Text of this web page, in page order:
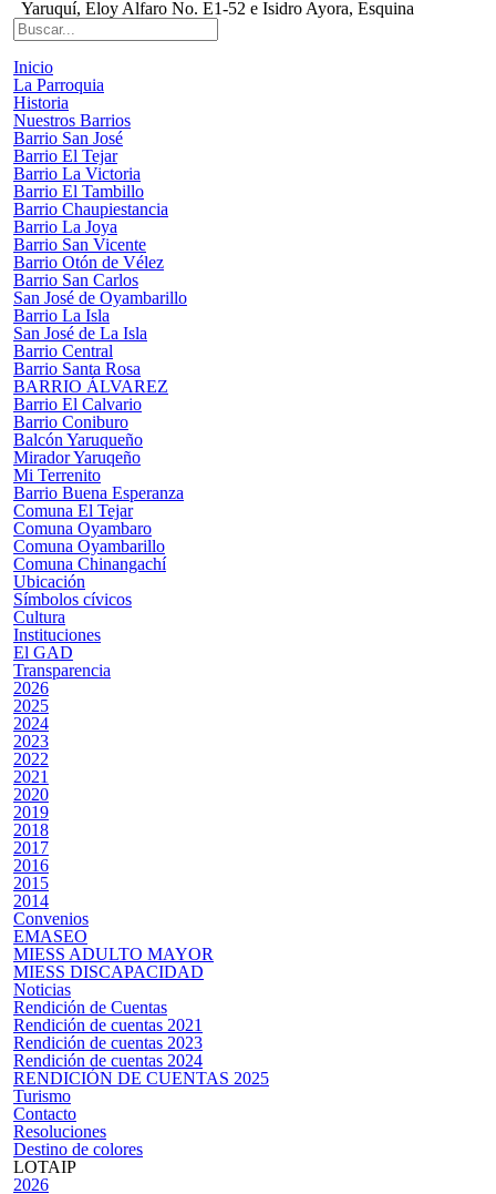
Yaruquí, Eloy Alfaro No. E1-52 e Isidro Ayora, Esquina
Inicio
La Parroquia
Historia
Nuestros Barrios
Barrio San José
Barrio El Tejar
Barrio La Victoria
Barrio El Tambillo
Barrio Chaupiestancia
Barrio La Joya
Barrio San Vicente
Barrio Otón de Vélez
Barrio San Carlos
San José de Oyambarillo
Barrio La Isla
San José de La Isla
Barrio Central
Barrio Santa Rosa
BARRIO ÁLVAREZ
Barrio El Calvario
Barrio Coniburo
Balcón Yaruqueño
Mirador Yaruqeño
Mi Terrenito
Barrio Buena Esperanza
Comuna El Tejar
Comuna Oyambaro
Comuna Oyambarillo
Comuna Chinangachí
Ubicación
Símbolos cívicos
Cultura
Instituciones
El GAD
Transparencia
2026
2025
2024
2023
2022
2021
2020
2019
2018
2017
2016
2015
2014
Convenios
EMASEO
MIESS ADULTO MAYOR
MIESS DISCAPACIDAD
Noticias
Rendición de Cuentas
Rendición de cuentas 2021
Rendición de cuentas 2023
Rendición de cuentas 2024
RENDICIÓN DE CUENTAS 2025
Turismo
Contacto
Resoluciones
Destino de colores
LOTAIP
2026